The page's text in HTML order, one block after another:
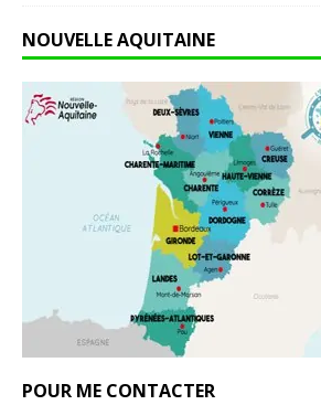
NOUVELLE AQUITAINE
POUR ME CONTACTER